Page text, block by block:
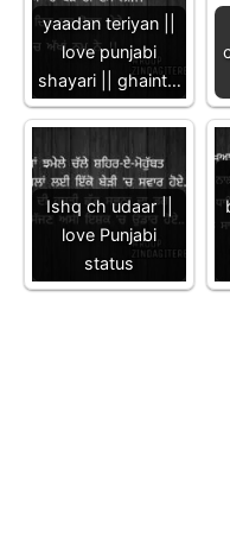
yaadan teriyan ||
love punjabi
shayari || ghaint…
Ishq ch udaar ||
love Punjabi
status